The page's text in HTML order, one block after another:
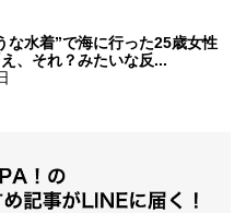
な水着”で海に行った25歳女性
、それ？みたいな反...